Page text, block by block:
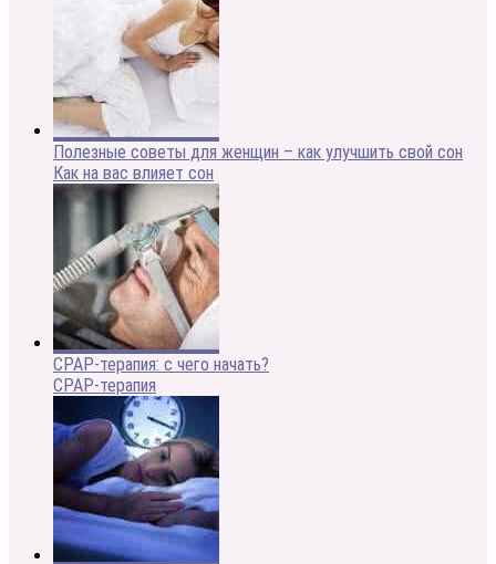
Полезные советы для женщин – как улучшить свой сон
Как на вас влияет сон
CPAP-терапия: с чего начать?
CPAP-терапия